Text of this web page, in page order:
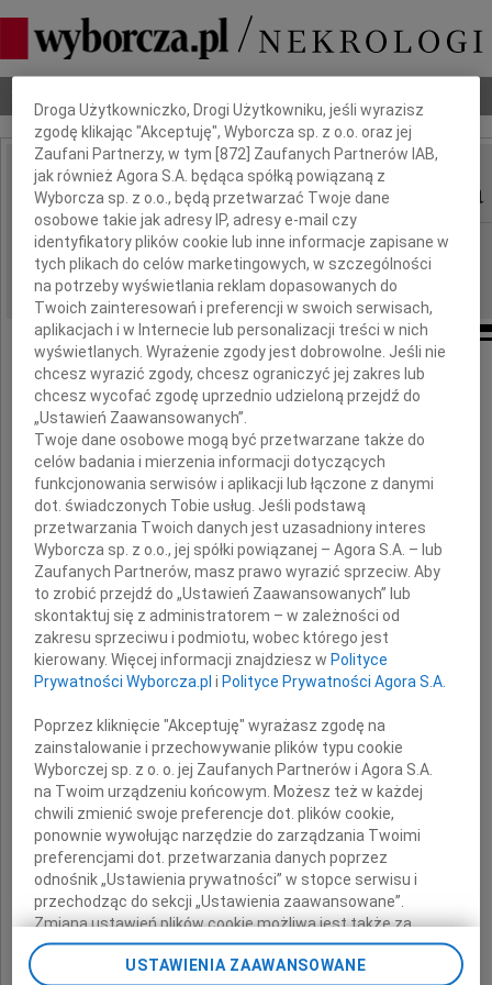
IMIĘ I NAZWISKO: Izabela Jaruga Nowacka
REGION: Warszawa, cała Polska
DATA EMISJI: 17.04.2010
Poruszeni tragiczną śmiercią
Pani
Izabeli
Jarugi-Nowackiej
składamy
wyrazy głębokiego współczucia
po stracie Mamy
Barbarze Nowackiej
oraz
Jej Bliskim
Dbamy o Twoją prywatność
Droga Użytkowniczko, Drogi Użytkowniku, jeśli wyrazisz
zgodę klikając "Akceptuję", Wyborcza sp. z o.o. oraz jej
Zaufani Partnerzy, w tym [872 ] Zaufanych Partnerów IAB,
jak również Agora S.A. będąca spółką powiązaną z
Wyborcza sp. z o.o., będą przetwarzać Twoje dane
osobowe takie jak adresy IP, adresy e-mail czy
identyfikatory plików cookie lub inne informacje zapisane w
tych plikach do celów marketingowych, w szczególności
na potrzeby wyświetlania reklam dopasowanych do
Twoich zainteresowań i preferencji w swoich serwisach,
aplikacjach i w Internecie lub personalizacji treści w nich
wyświetlanych. Wyrażenie zgody jest dobrowolne. Jeśli nie
chcesz wyrazić zgody, chcesz ograniczyć jej zakres lub
chcesz wycofać zgodę uprzednio udzieloną przejdź do
„Ustawień Zaawansowanych”.
Twoje dane osobowe mogą być przetwarzane także do
celów badania i mierzenia informacji dotyczących
funkcjonowania serwisów i aplikacji lub łączone z danymi
dot. świadczonych Tobie usług. Jeśli podstawą
przetwarzania Twoich danych jest uzasadniony interes
Wyborcza sp. z o.o., jej spółki powiązanej – Agora S.A. – lub
Zaufanych Partnerów, masz prawo wyrazić sprzeciw. Aby
to zrobić przejdź do „Ustawień Zaawansowanych” lub
skontaktuj się z administratorem – w zależności od
zakresu sprzeciwu i podmiotu, wobec którego jest
kierowany. Więcej informacji znajdziesz w Polityce
Prywatności Wyborcza.pl i Polityce Prywatności Agora S.A.
Poprzez kliknięcie "Akceptuję" wyrażasz zgodę na
zainstalowanie i przechowywanie plików typu cookie
Wyborczej sp. z o. o. jej Zaufanych Partnerów i Agora S.A.
na Twoim urządzeniu końcowym. Możesz też w każdej
chwili zmienić swoje preferencje dot. plików cookie,
ponownie wywołując narzędzie do zarządzania Twoimi
preferencjami dot. przetwarzania danych poprzez
odnośnik „Ustawienia prywatności” w stopce serwisu i
przechodząc do sekcji „Ustawienia zaawansowane”.
Zmiana ustawień plików cookie możliwa jest także za
pomocą ustawień przeglądarki.
USTAWIENIA ZAAWANSOWANE